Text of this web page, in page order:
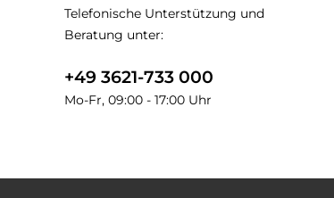
Telefonische Unterstützung und
Beratung unter:
+49 3621-733 000
Mo-Fr, 09:00 - 17:00 Uhr